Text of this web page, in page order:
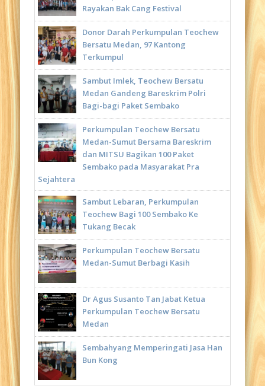
Rayakan Bak Cang Festival
Donor Darah Perkumpulan Teochew
Bersatu Medan, 97 Kantong
Terkumpul
Sambut Imlek, Teochew Bersatu
Medan Gandeng Bareskrim Polri
Bagi-bagi Paket Sembako
Perkumpulan Teochew Bersatu
Medan-Sumut Bersama Bareskrim
dan MITSU Bagikan 100 Paket
Sembako pada Masyarakat Pra
Sejahtera
Sambut Lebaran, Perkumpulan
Teochew Bagi 100 Sembako Ke
Tukang Becak
Perkumpulan Teochew Bersatu
Medan-Sumut Berbagi Kasih
Dr Agus Susanto Tan Jabat Ketua
Perkumpulan Teochew Bersatu
Medan
Sembahyang Memperingati Jasa Han
Bun Kong